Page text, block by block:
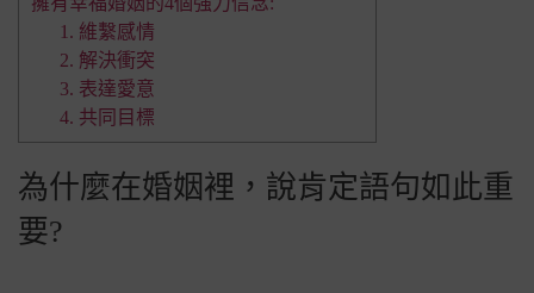
1. 維繫感情
2. 解決衝突
3. 表達愛意
4. 共同目標
為什麼在婚姻裡，說肯定語句如此重
要?